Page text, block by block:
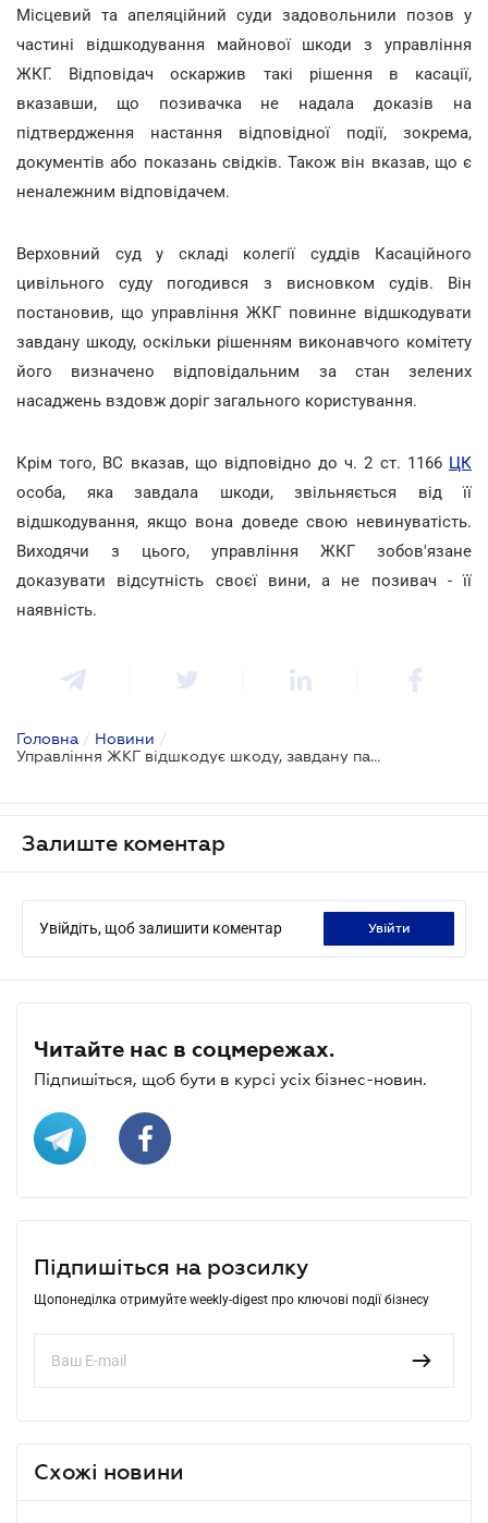
Місцевий та апеляційний суди задовольнили позов у
частині відшкодування майнової шкоди з управління
ЖКГ. Відповідач оскаржив такі рішення в касації,
вказавши, що позивачка не надала доказів на
підтвердження настання відповідної події, зокрема,
документів або показань свідків. Також він вказав, що є
неналежним відповідачем.
Верховний суд у складі колегії суддів Касаційного
цивільного суду погодився з висновком судів. Він
постановив, що управління ЖКГ повинне відшкодувати
завдану шкоду, оскільки рішенням виконавчого комітету
його визначено відповідальним за стан зелених
насаджень вздовж доріг загального користування.
Крім того, ВС вказав, що відповідно до ч. 2 ст. 1166 ЦК
особа, яка завдала шкоди, звільняється від її
відшкодування, якщо вона доведе свою невинуватість.
Виходячи з цього, управління ЖКГ зобов'язане
доказувати відсутність своєї вини, а не позивач - її
наявність.
Головна / Новини /
Управління ЖКГ відшкодує шкоду, завдану падінням гілки біля дороги
Залиште коментар
Увійдіть, щоб залишити коментар увійти
Читайте нас в соцмережах.
Підпишіться, щоб бути в курсі усіх бізнес-новин.
Підпишіться на розсилку
Щопонеділка отримуйте weekly-digest про ключові події бізнесу
Схожі новини